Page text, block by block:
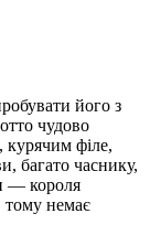
його з
чудово
курячим філе,
багато часнику,
— короля
тому немає